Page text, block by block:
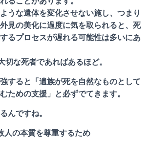
うな遺体を変化させない施し、つまり
見の美化に過度に気を取られると、死
るプロセスが遅れる可能性は多いにあ
な死者であればあるほど。
すると「遺族が死を自然なものとして
ための支援」と必ずでてきます。
んですね。
人の本質を尊重するため